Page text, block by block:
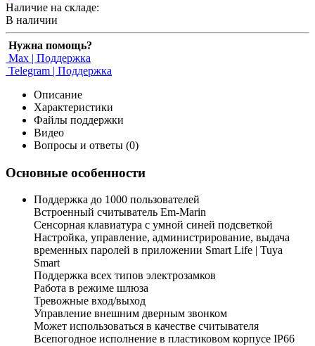
Наличие на складе:
В наличии
Нужна помощь?
Max | Поддержка
Telegram | Поддержка
Описание
Характеристики
Файлы поддержки
Видео
Вопросы и ответы (0)
Основные особенности
Поддержка до 1000 пользователей
Встроенный считыватель Em-Marin
Сенсорная клавиатура с умной синей подсветкой
Настройка, управление, администрирование, выдача
временных паролей в приложении Smart Life | Tuya
Smart
Поддержка всех типов электрозамков
Работа в режиме шлюза
Тревожные вход/выход
Управление внешним дверным звонком
Может использоваться в качестве считывателя
Всепогодное исполнение в пластиковом корпусе IP66